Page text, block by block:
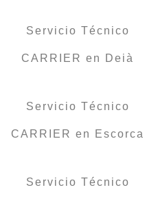
Servicio Técnico
CARRIER en Deià
Servicio Técnico
CARRIER en Escorca
Servicio Técnico